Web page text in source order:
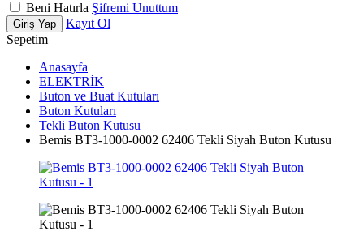
Beni Hatırla Şifremi Unuttum
Giriş Yap
Kayıt Ol
Sepetim
Anasayfa
ELEKTRİK
Buton ve Buat Kutuları
Buton Kutuları
Tekli Buton Kutusu
Bemis BT3-1000-0002 62406 Tekli Siyah Buton Kutusu